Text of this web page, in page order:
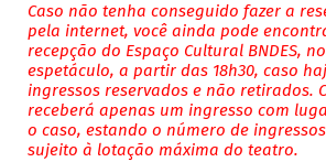
Caso não tenha conseguido fazer a
pela internet, você ainda pode
recepção do Espaço Cultural BNDES,
espetáculo, a partir das 18h30, caso
ingressos reservados e não retirados.
receberá apenas um ingresso com
o caso, estando o número de
sujeito à lotação máxima do teatro.